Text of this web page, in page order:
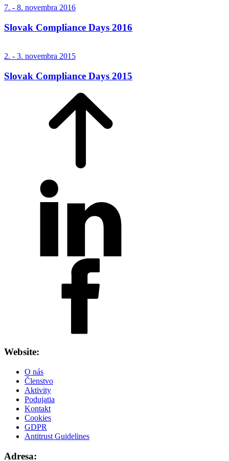
7. - 8. novembra 2016
Slovak Compliance Days 2016
2. - 3. novembra 2015
Slovak Compliance Days 2015
Website:
O nás
Členstvo
Aktivity
Podujatia
Kontakt
Cookies
GDPR
Antitrust Guidelines
Adresa: